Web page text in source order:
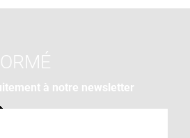
à notre newsletter